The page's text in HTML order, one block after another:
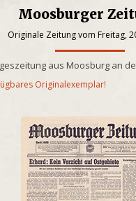
Moosburger
Originale Zeitung vom Freitag,
aus Moosburg an
Originalexemplar!